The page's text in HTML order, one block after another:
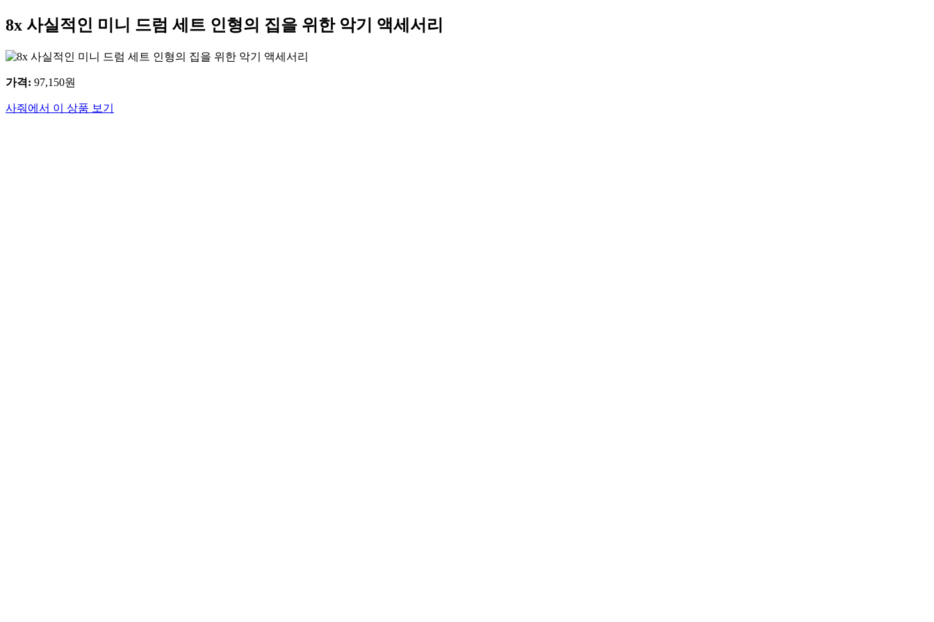
8x 사실적인 미니 드럼 세트 인형의 집을 위한 악기 액세서리
가격: 97,150원
사줘에서 이 상품 보기